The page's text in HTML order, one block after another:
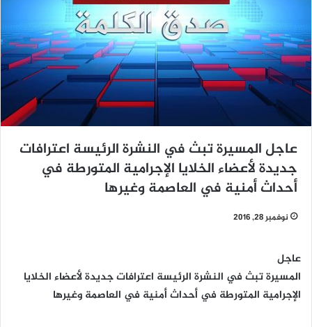
عاجل المسيرة تبث في النشرة الرئيسة اعترافات
جديدة لأعضاء الخلايا الإجرامية المتورطة في
أحداث أمنية في العاصمة وغيرها
نوفمبر 28, 2016
عاجل
المسيرة تبث في النشرة الرئيسة اعترافات جديدة لأعضاء الخلايا
الإجرامية المتورطة في أحداث أمنية في العاصمة وغيرها